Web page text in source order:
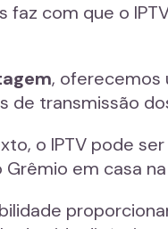
faz com que o
, oferecemos
de transmissão
o IPTV pode
em casa